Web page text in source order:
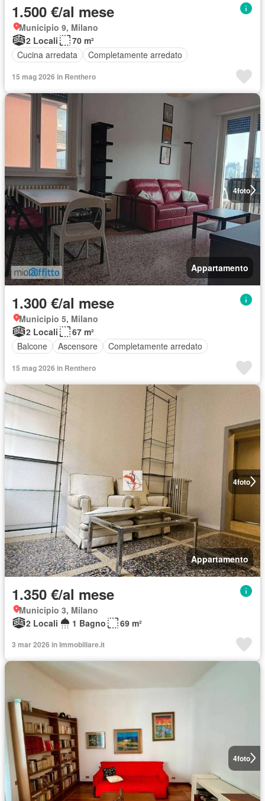
1.500 €/al mese
Municipio 9, Milano
2 Locali
70 m²
Cucina arredata
Completamente arredato
15 mag 2026 in Renthero
4foto
Appartamento
1.300 €/al mese
Municipio 5, Milano
2 Locali
67 m²
Balcone
Ascensore Completamente arredato
15 mag 2026 in Renthero
4foto
Appartamento
1.350 €/al mese
Municipio 3, Milano
2 Locali
1 Bagno 69 m²
3 mar 2026 in Immobiliare.it
4foto